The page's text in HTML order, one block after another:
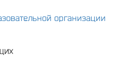
организации